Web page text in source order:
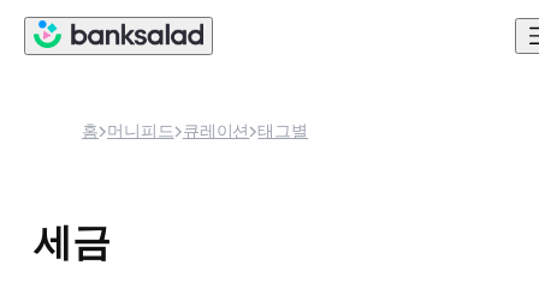
홈 머니피드 큐레이션 태그별
세금